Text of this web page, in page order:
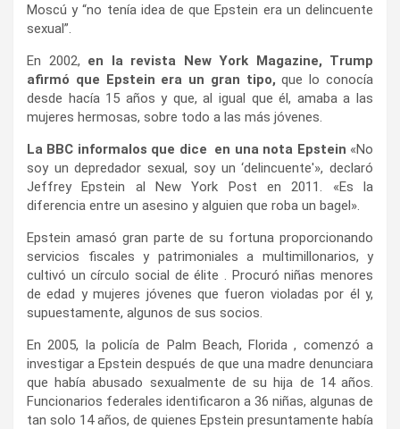
Moscú y “no tenía idea de que Epstein era un delincuente
sexual”.
En 2002, en la revista New York Magazine, Trump
afirmó que Epstein era un gran tipo, que lo conocía
desde hacía 15 años y que, al igual que él, amaba a las
mujeres hermosas, sobre todo a las más jóvenes.
La BBC informalos que dice en una nota Epstein «No
soy un depredador sexual, soy un ‘delincuente'», declaró
Jeffrey Epstein al New York Post en 2011. «Es la
diferencia entre un asesino y alguien que roba un bagel».
Epstein amasó gran parte de su fortuna proporcionando
servicios fiscales y patrimoniales a multimillonarios, y
cultivó un círculo social de élite . Procuró niñas menores
de edad y mujeres jóvenes que fueron violadas por él y,
supuestamente, algunos de sus socios.
En 2005, la policía de Palm Beach, Florida , comenzó a
investigar a Epstein después de que una madre denunciara
que había abusado sexualmente de su hija de 14 años.
Funcionarios federales identificaron a 36 niñas, algunas de
tan solo 14 años, de quienes Epstein presuntamente había